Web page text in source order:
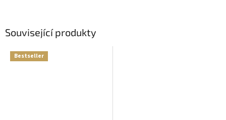
Související produkty
Bestseller